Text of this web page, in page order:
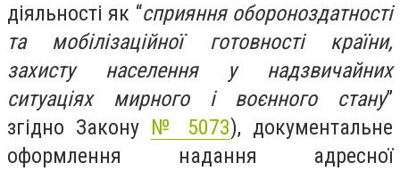
діяльності як “сприяння обороноздатності
та мобілізаційної готовності країни,
захисту населення у надзвичайних
ситуаціях мирного і воєнного стану”
згідно Закону № 5073), документальне
оформлення надання адресної